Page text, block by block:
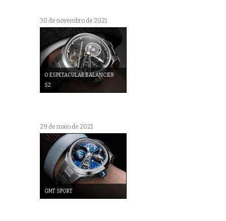
30 de novembro de 2021
O ESPETACULAR BALANCIER
S2
29 de maio de 2021
GMT SPORT